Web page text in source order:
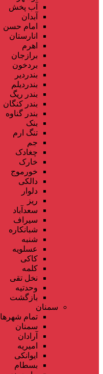
آب پخش
آبدان
امام حسن
انارستان
اهرم
برازجان
بردخون
بندردیر
بندردیلم
بندر ریگ
بندر کنگان
بندر گناوه
بنک
تنگ ارم
جم
چغادک
خارک
خورموج
دالکی
دلوار
ریز
سعدآباد
سیراف
شبانکاره
شنبه
عسلویه
کاکی
کلمه
نخل تقی
وحدتیه
بازگشت
سمنان
تمام شهر‌ها
سمنان
آرادان
امیریه
ایوانکی
بسطام